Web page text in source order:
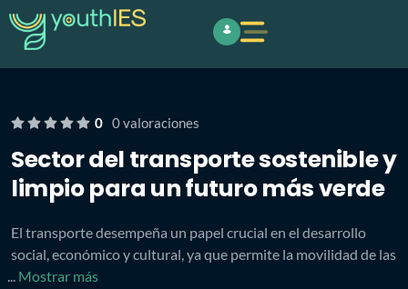
0 0 valoraciones
Sector del transporte sostenible y
limpio para un futuro más verde
El transporte desempeña un papel crucial en el desarrollo
social, económico y cultural, ya que permite la movilidad de las
... Mostrar más